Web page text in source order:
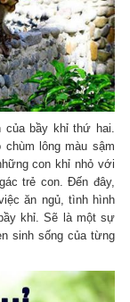
của bầy khỉ thứ hai.
lông màu sậm
con khỉ nhỏ với
trẻ con. Đến đây,
ăn ngủ, tình hình
khỉ. Sẽ là một sự
sinh sống của từng